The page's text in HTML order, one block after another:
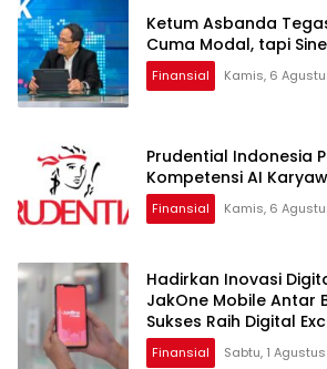
Ketum Asbanda
Cuma Modal, tapi
Finansial Kamis, 6
Prudential Indonesia
Kompetensi AI
Finansial Kamis, 6
Hadirkan Inovasi
JakOne Mobile Antar
Sukses Raih Digital
2026
Finansial Sabtu, 1